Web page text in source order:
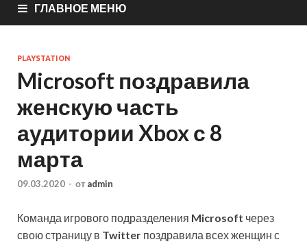
ГЛАВНОЕ МЕНЮ
PLAYSTATION
Microsoft поздравила
женскую часть
аудитории Xbox с 8
марта
09.03.2020 - от admin
Команда игрового подразделения Microsoft через
свою страницу в Twitter поздравила всех женщин с